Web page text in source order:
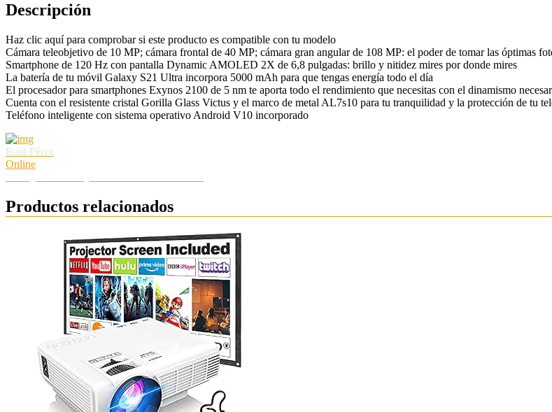
Descripción
Haz clic aquí para comprobar si este producto es compatible con tu modelo
Cámara teleobjetivo de 10 MP; cámara frontal de 40 MP; cámara gran angular de 108 MP: el poder de tomar las óptimas
Smartphone de 120 Hz con pantalla Dynamic AMOLED 2X de 6,8 pulgadas: brillo y nitidez mires por donde mires
La batería de tu móvil Galaxy S21 Ultra incorpora 5000 mAh para que tengas energía todo el día
El procesador para smartphones Exynos 2100 de 5 nm te aporta todo el rendimiento que necesitas con el dinamismo
Cuenta con el resistente cristal Gorilla Glass Victus y el marco de metal AL7s10 para tu tranquilidad y la protección de tu
Teléfono inteligente con sistema operativo Android V10 incorporado
Raúl Pérez
Online
Productos relacionados